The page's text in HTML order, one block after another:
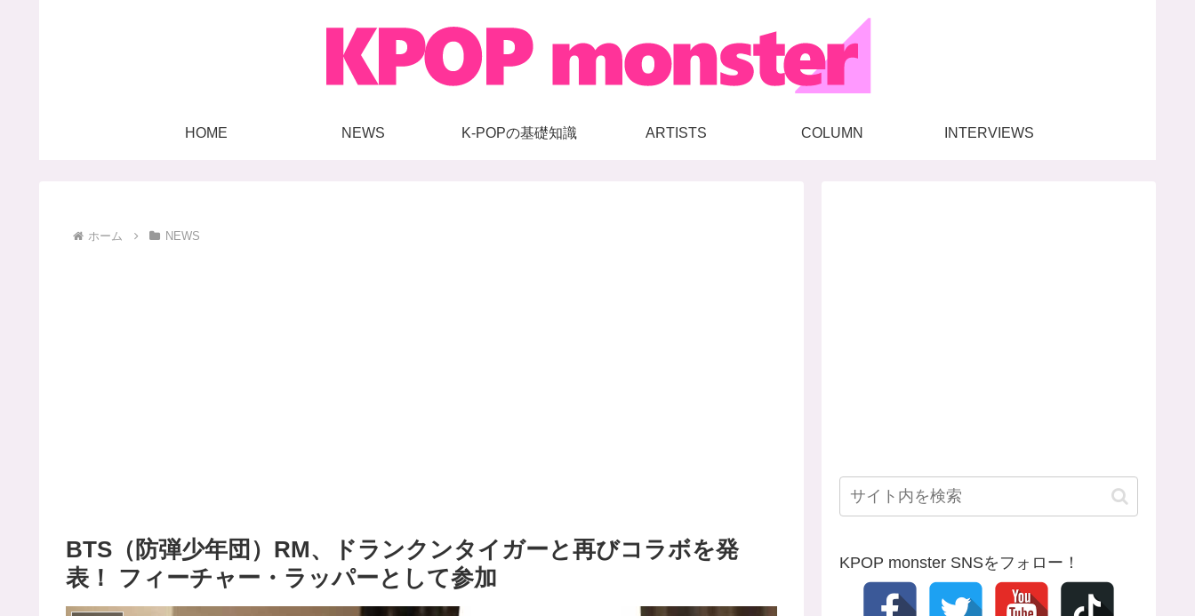
HOME NEWS K-POPの基礎知識 ARTISTS COLUMN INTERVIEWS
ホーム NEWS
BTS（防弾少年団）RM、ドランクンタイガーと再びコラボを発
表！ フィーチャー・ラッパーとして参加
KPOP monster SNSをフォロー！